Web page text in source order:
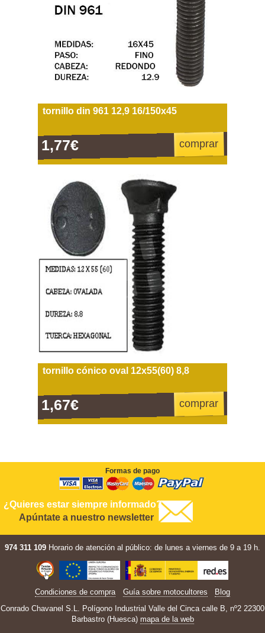
tornillo din 961 12,9 16/150x45
1,77€ comprar
tornillo cónico oval 12x55(60) 8,8
1,67€ comprar
Formas de pago
¿Quieres estar siempre informado?
Apúntate a nuestro newsletter
974 311 109 Horario de atención al público: de lunes a viernes de 9 a 19 h.
Condiciones de compra Guía sobre motocultores
Blog
Conrado Chavanel S.L. Polígono Industrial Valle del Cinca calle B, nº2 22300
Barbastro (Huesca) mapa de la web